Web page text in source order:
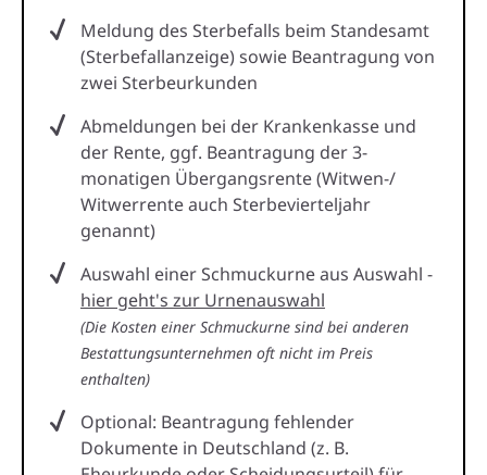
Meldung des Sterbefalls beim Standesamt
(Sterbefallanzeige) sowie Beantragung von
zwei Sterbeurkunden
Abmeldungen bei der Krankenkasse und
der Rente, ggf. Beantragung der 3-
monatigen Übergangsrente (Witwen-/
Witwerrente auch Sterbevierteljahr
genannt)
Auswahl einer Schmuckurne aus Auswahl -
hier geht's zur Urnenauswahl
(Die Kosten einer Schmuckurne sind bei anderen
Bestattungsunternehmen oft nicht im Preis
enthalten)
Optional: Beantragung fehlender
Dokumente in Deutschland (z. B.